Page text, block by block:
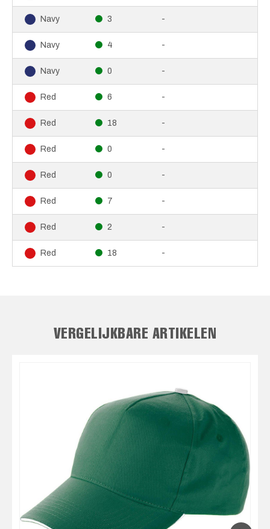
Navy 3 -
Navy 4 -
Navy 0 -
Red 6 -
Red 18 -
Red 0 -
Red 0 -
Red 7 -
Red 2 -
Red 18 -
VERGELIJKBARE ARTIKELEN